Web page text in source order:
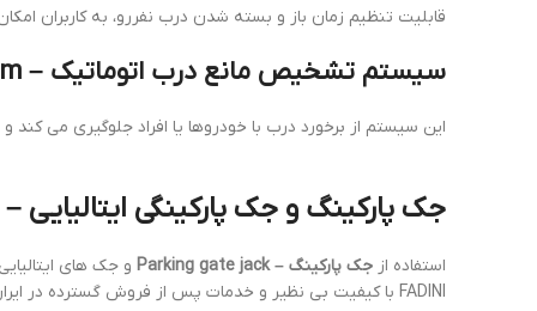
قابلیت تنظیم زمان باز و بسته شدن درب نفررو، به کاربران
سیستم تشخیص مانع درب اتوماتیک – Obstacle detection system
این سیستم از برخورد درب با خودروها یا افراد جلوگیری می
جک پارکینگ و جک پارکینگی ایتالیایی – Parking gate jack / Italian parking gate opener
استفاده از جک پارکینگ – Parking gate jack
FADINI با کیفیت بی نظیر و خدمات پس از فروش گسترده در ایران قابل دسترس هستند.